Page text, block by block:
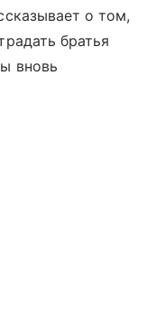
о том,
братья
вновь